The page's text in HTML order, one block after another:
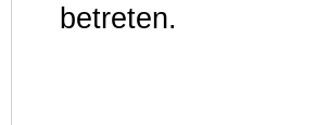
betreten.